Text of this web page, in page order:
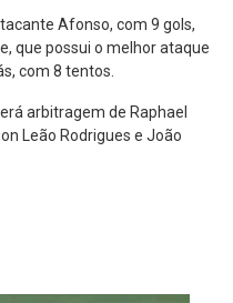
Afonso, com 9 gols,
que possui o melhor ataque
com 8 tentos.
arbitragem de Raphael
Leão Rodrigues e João